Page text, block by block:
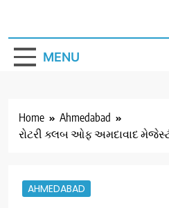
MENU
Home
Ahmedabad
રોટરી ક્લબ ઓફ અમદાવાદ
AHMEDABAD